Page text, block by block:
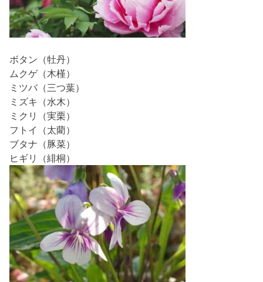
ボタン（牡丹）
ムクゲ（木槿）
ミツバ（三つ葉）
ミズキ（水木）
ミクリ（実栗）
フトイ（太藺）
ブタナ（豚菜）
ヒギリ（緋桐）